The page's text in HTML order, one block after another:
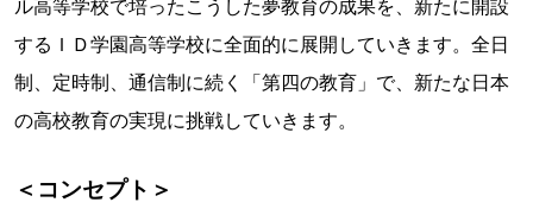
ル高等学校で培ったこうした夢教育の成果を、新たに開設
するＩＤ学園高等学校に全面的に展開していきます。全日
制、定時制、通信制に続く「第四の教育」で、新たな日本
の高校教育の実現に挑戦していきます。
＜コンセプト＞